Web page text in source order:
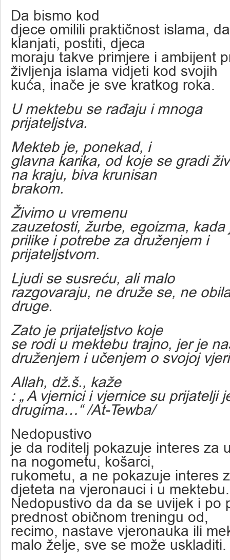
Da bismo kod
djece omilili praktičnost islama,
klanjati, postiti, djeca
moraju takve primjere i ambijent
življenja islama vidjeti kod svojih
kuća, inače je sve kratkog roka.
U mektebu se rađaju i mnoga
prijateljstva.
Mekteb je, ponekad, i
glavna karika, od koje se gradi
na kraju, biva krunisan
brakom.
Živimo u vremenu
zauzetosti, žurbe, egoizma, kada
prilike i potrebe za druženjem i
prijateljstvom.
Ljudi se susreću, ali malo
razgovaraju, ne druže se, ne
druge.
Zato je prijateljstvo koje
se rodi u mektebu trajno, jer je
druženjem i učenjem o svojoj
Allah, dž.š., kaže
: „ A vjernici i vjernice su prijatelji
drugima…“ /At-Tewba/
Nedopustivo
je da roditelj pokazuje interes za
na nogometu, košarci,
rukometu, a ne pokazuje interes
djeteta na vjeronauci i u mektebu.
Nedopustivo da da se uvijek i po
prednost običnom treningu od,
recimo, nastave vjeronauka ili
malo želje, sve se može uskladiti.